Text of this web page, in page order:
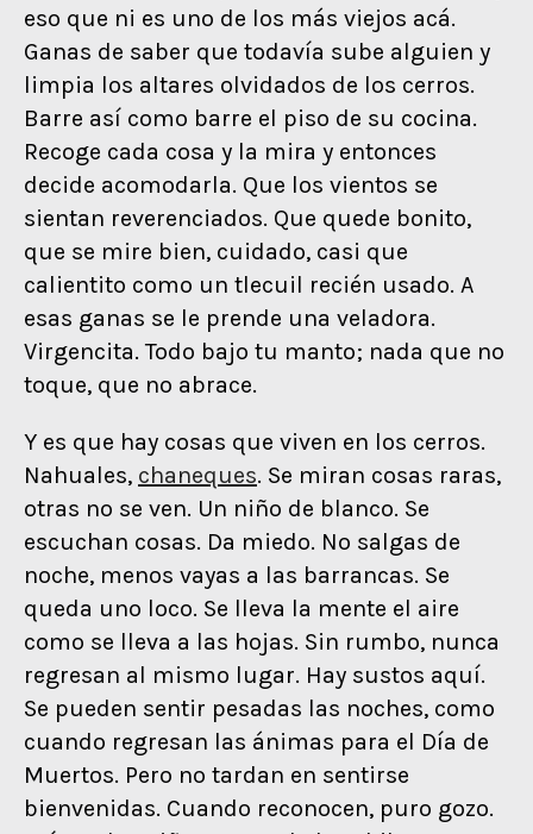
eso que ni es uno de los más viejos acá.
Ganas de saber que todavía sube alguien y
limpia los altares olvidados de los cerros.
Barre así como barre el piso de su cocina.
Recoge cada cosa y la mira y entonces
decide acomodarla. Que los vientos se
sientan reverenciados. Que quede bonito,
que se mire bien, cuidado, casi que
calientito como un tlecuil recién usado. A
esas ganas se le prende una veladora.
Virgencita. Todo bajo tu manto; nada que no
toque, que no abrace.
Y es que hay cosas que viven en los cerros.
Nahuales, chaneques. Se miran cosas raras,
otras no se ven. Un niño de blanco. Se
escuchan cosas. Da miedo. No salgas de
noche, menos vayas a las barrancas. Se
queda uno loco. Se lleva la mente el aire
como se lleva a las hojas. Sin rumbo, nunca
regresan al mismo lugar. Hay sustos aquí.
Se pueden sentir pesadas las noches, como
cuando regresan las ánimas para el Día de
Muertos. Pero no tardan en sentirse
bienvenidas. Cuando reconocen, puro gozo.